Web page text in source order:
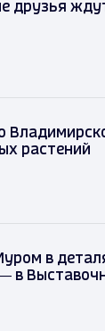
друзья
растений
в
в